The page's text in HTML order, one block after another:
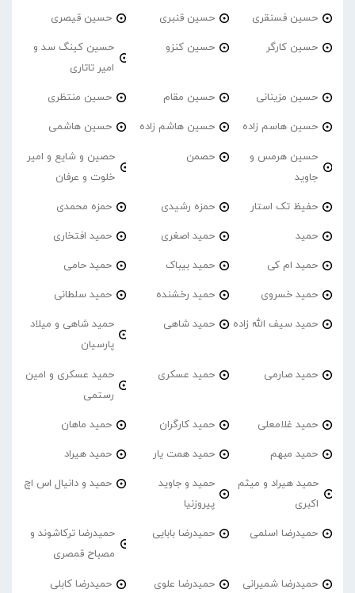
حسین فسنقری حسین قنبری حسین قیصری
حسین کارگر حسین کنزو
حسین کینگ سد و
امیر تاتاری
حسین مزینانی حسین مقام حسین منتظری
حسین هاسم زاده حسین هاشم زاده حسین هاشمی
حسین هرمس و
جاوید
حصمن
حصین و شایع و امیر
خلوت و عرفان
حفیظ تک استار حمزه رشیدی حمزه محمدی
حمید حمید اصغری حمید افتخاری
حمید ام کی حمید بیباک حمید حامی
حمید خسروی حمید رخشنده حمید سلطانی
حمید سیف الله زاده حمید شاهی
حمید شاهی و میلاد
پارسیان
حمید صارمی حمید عسکری
حمید عسکری و امین
رستمی
حمید غلامعلی حمید کارگران حمید ماهان
حمید مبهم حمید همت یار حمید هیراد
حمید هیراد و میثم
اکبری
حمید و جاوید
پیروزنیا
حمید و دانیال اس اچ
حمیدرضا اسلمی حمیدرضا بابایی
حمیدرضا ترکاشوند و
مصباح قمصری
حمیدرضا شمیرانی حمیدرضا علوی حمیدرضا کابلی